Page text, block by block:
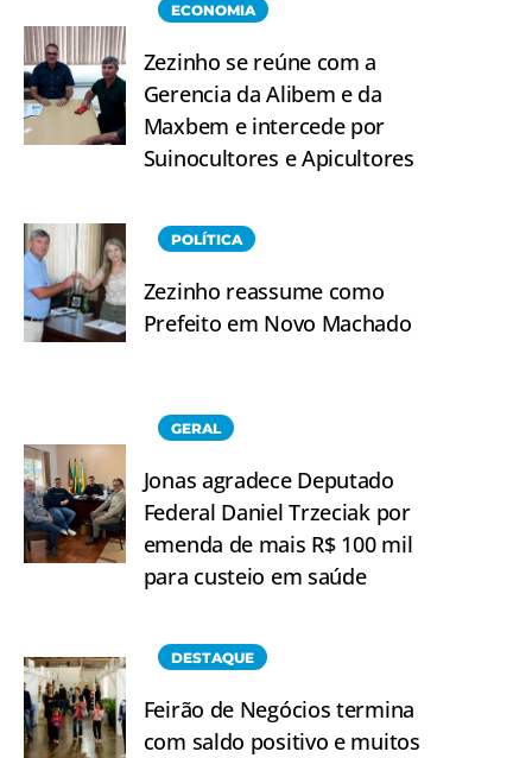
ECONOMIA
Zezinho se reúne com a
Gerencia da Alibem e da
Maxbem e intercede por
Suinocultores e Apicultores
POLÍTICA
Zezinho reassume como
Prefeito em Novo Machado
GERAL
Jonas agradece Deputado
Federal Daniel Trzeciak por
emenda de mais R$ 100 mil
para custeio em saúde
DESTAQUE
Feirão de Negócios termina
com saldo positivo e muitos